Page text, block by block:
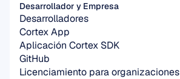
Desarrollador y Empresa
Desarrolladores
Cortex App
Aplicación Cortex SDK
GitHub
Licenciamiento para organizaciones